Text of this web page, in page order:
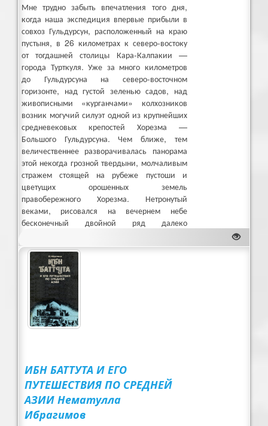
Мне трудно забыть впечатления того дня,
когда наша экспедиция впервые прибыли в
совхоз Гульдурсун, расположенный на краю
пустыня, в 26 километрах к северо-востоку
от тогдашней столицы Кара-Калпакии —
города Турткуля.Уже за много километров
до Гульдурсуна на северо-восточном
горизонте, над густой зеленью садов, над
живописными «курганчами» колхозников
возник могучий силуэт одной из крупнейших
средневековых крепостей Хорезма —
Большого Гульдурсуна. Чем ближе, тем
величественнее разворачивалась панорама
этой некогда грозной твердыни, молчаливым
стражем стоящей на рубеже пустоши и
цветущих орошенных земель
правобережного Хорезма. Нетронутый
веками, рисовался на вечернем небе
бесконечный двойной ряд далеко
ИБН БАТТУТА И ЕГО
ПУТЕШЕСТВИЯ ПО СРЕДНЕЙ
АЗИИ Нематулла
Ибрагимов